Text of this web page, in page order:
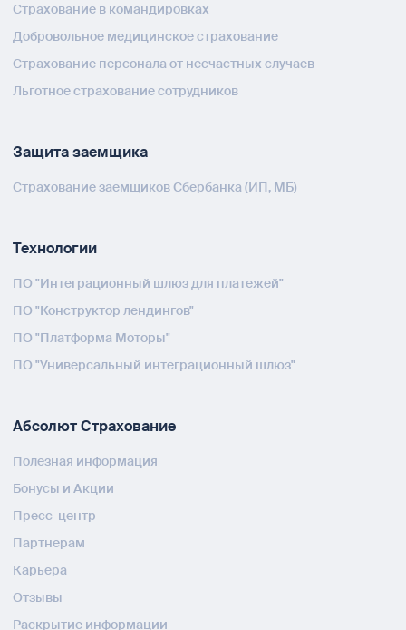
Страхование в командировках
Добровольное медицинское страхование
Страхование персонала от несчастных случаев
Льготное страхование сотрудников
Защита заемщика
Страхование заемщиков Сбербанка (ИП, МБ)
Технологии
ПО "Интеграционный шлюз для платежей"
ПО "Конструктор лендингов"
ПО "Платформа Моторы"
ПО "Универсальный интеграционный шлюз"
Абсолют Страхование
Полезная информация
Бонусы и Акции
Пресс-центр
Партнерам
Карьера
Отзывы
Раскрытие информации